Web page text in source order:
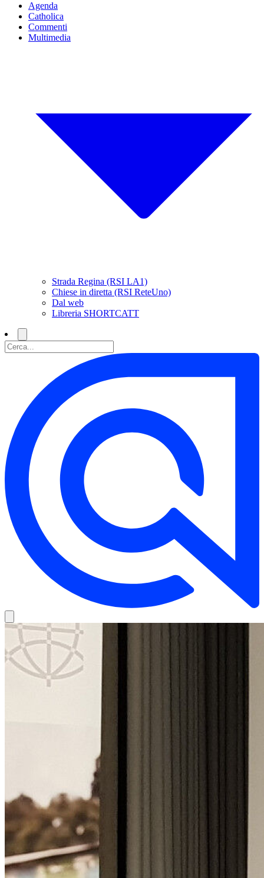
Agenda
Catholica
Commenti
Multimedia
Strada Regina (RSI LA1)
Chiese in diretta (RSI ReteUno)
Dal web
Libreria SHORTCATT